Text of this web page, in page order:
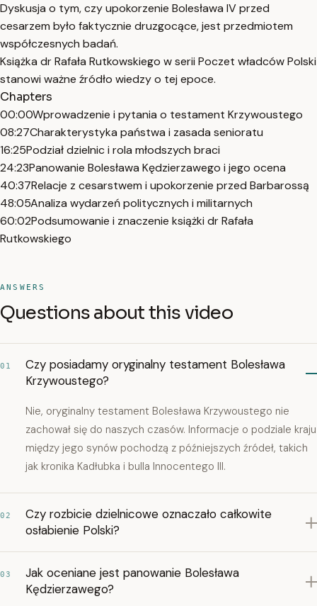
Dyskusja o tym, czy upokorzenie Bolesława IV przed
cesarzem było faktycznie druzgocące, jest przedmiotem
współczesnych badań.
Książka dr Rafała Rutkowskiego w serii Poczet władców Polski
stanowi ważne źródło wiedzy o tej epoce.
Chapters
00:00Wprowadzenie i pytania o testament Krzywoustego
08:27Charakterystyka państwa i zasada senioratu
16:25Podział dzielnic i rola młodszych braci
24:23Panowanie Bolesława Kędzierzawego i jego ocena
40:37Relacje z cesarstwem i upokorzenie przed Barbarossą
48:05Analiza wydarzeń politycznych i militarnych
60:02Podsumowanie i znaczenie książki dr Rafała
Rutkowskiego
ANSWERS
Questions about this video
01
Czy posiadamy oryginalny testament Bolesława
Krzywoustego?
Nie, oryginalny testament Bolesława Krzywoustego nie
zachował się do naszych czasów. Informacje o podziale kraju
między jego synów pochodzą z późniejszych źródeł, takich
jak kronika Kadłubka i bulla Innocentego III.
02
Czy rozbicie dzielnicowe oznaczało całkowite
osłabienie Polski?
03
Jak oceniane jest panowanie Bolesława
Kędzierzawego?